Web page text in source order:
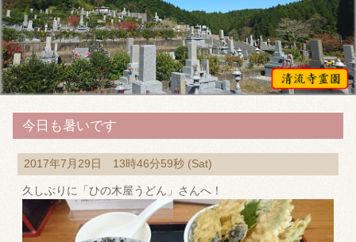
今日も暑いです
2017年7月29日 13時46分59秒 (Sat)
久しぶりに「ひの木屋うどん」さんへ！